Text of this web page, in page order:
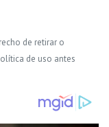
de retirar o
de uso antes